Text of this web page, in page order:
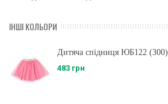
ІНШІ КОЛЬОРИ
Дитяча спідниця ЮБ122 (300)
483 грн